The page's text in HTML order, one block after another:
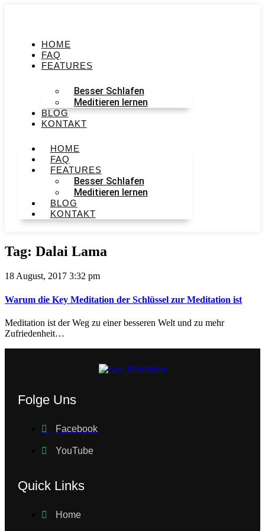
HOME
FAQ
FEATURES
Besser Schlafen
Meditieren lernen
BLOG
KONTAKT
HOME
FAQ
FEATURES
Besser Schlafen
Meditieren lernen
BLOG
KONTAKT
Tag: Dalai Lama
18 August, 2017 3:32 pm
Warum die Key Meditation der Schlüssel zur Meditation ist
Meditation ist der Weg zu einer besseren Welt und zu mehr
Zufriedenheit…
Folge Uns
Facebook
YouTube
Quick Links
Home